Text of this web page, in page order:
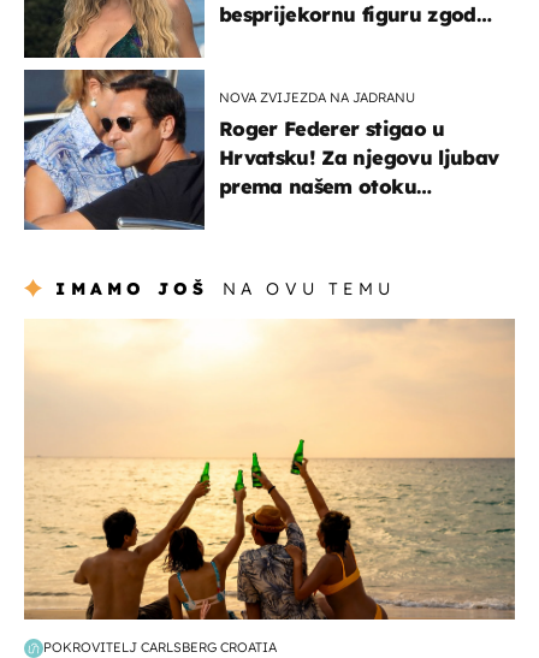
besprijekornu figuru zgodne
NOVA ZVIJEZDA NA JADRANU
Roger Federer stigao u
Hrvatsku! Za njegovu ljubav
prema našem otoku
IMAMO JOŠ NA OVU TEMU
POKROVITELJ CARLSBERG CROATIA